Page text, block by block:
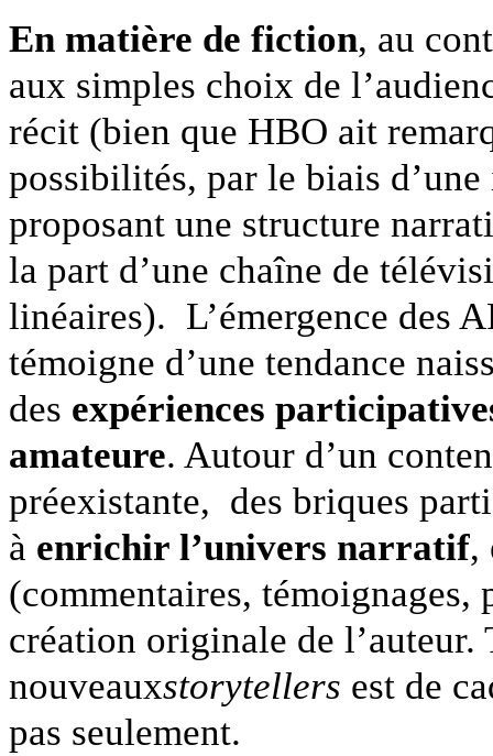
En matière de fiction, au
aux simples choix de
récit (bien que HBO ait
possibilités, par le biais
proposant une structure
la part d’une chaîne de
linéaires). L’émergence des
témoigne d’une tendance
des expériences
amateure. Autour d’un
préexistante, des briques
à enrichir l’univers narratif,
(commentaires,
création originale de l’auteur.
nouveauxstorytellers est de
pas seulement.